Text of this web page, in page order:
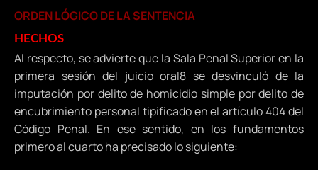
ORDEN LÓGICO DE LA SENTENCIA
HECHOS
Al respecto, se advierte que la Sala Penal Superior en la
primera sesión del juicio oral8 se desvinculó de la
imputación por delito de homicidio simple por delito de
encubrimiento personal tipificado en el artículo 404 del
Código Penal. En ese sentido, en los fundamentos
primero al cuarto ha precisado lo siguiente: